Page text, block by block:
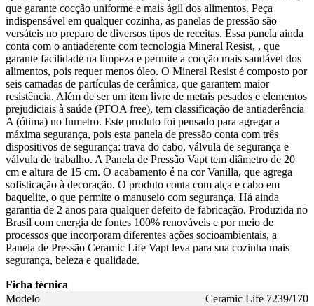
que garante cocção uniforme e mais ágil dos alimentos. Peça
indispensável em qualquer cozinha, as panelas de pressão são
versáteis no preparo de diversos tipos de receitas. Essa panela ainda
conta com o antiaderente com tecnologia Mineral Resist, , que
garante facilidade na limpeza e permite a cocção mais saudável dos
alimentos, pois requer menos óleo. O Mineral Resist é composto por
seis camadas de partículas de cerâmica, que garantem maior
resistência. Além de ser um item livre de metais pesados e elementos
prejudiciais à saúde (PFOA free), tem classificação de antiaderência
A (ótima) no Inmetro. Este produto foi pensado para agregar a
máxima segurança, pois esta panela de pressão conta com três
dispositivos de segurança: trava do cabo, válvula de segurança e
válvula de trabalho. A Panela de Pressão Vapt tem diâmetro de 20
cm e altura de 15 cm. O acabamento é na cor Vanilla, que agrega
sofisticação à decoração. O produto conta com alça e cabo em
baquelite, o que permite o manuseio com segurança. Há ainda
garantia de 2 anos para qualquer defeito de fabricação. Produzida no
Brasil com energia de fontes 100% renováveis e por meio de
processos que incorporam diferentes ações socioambientais, a
Panela de Pressão Ceramic Life Vapt leva para sua cozinha mais
segurança, beleza e qualidade.
Ficha técnica
Modelo
Ceramic Life 7239/170